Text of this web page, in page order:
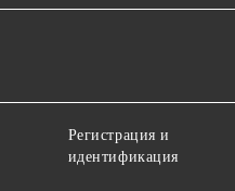
Регистрация и
идентификация